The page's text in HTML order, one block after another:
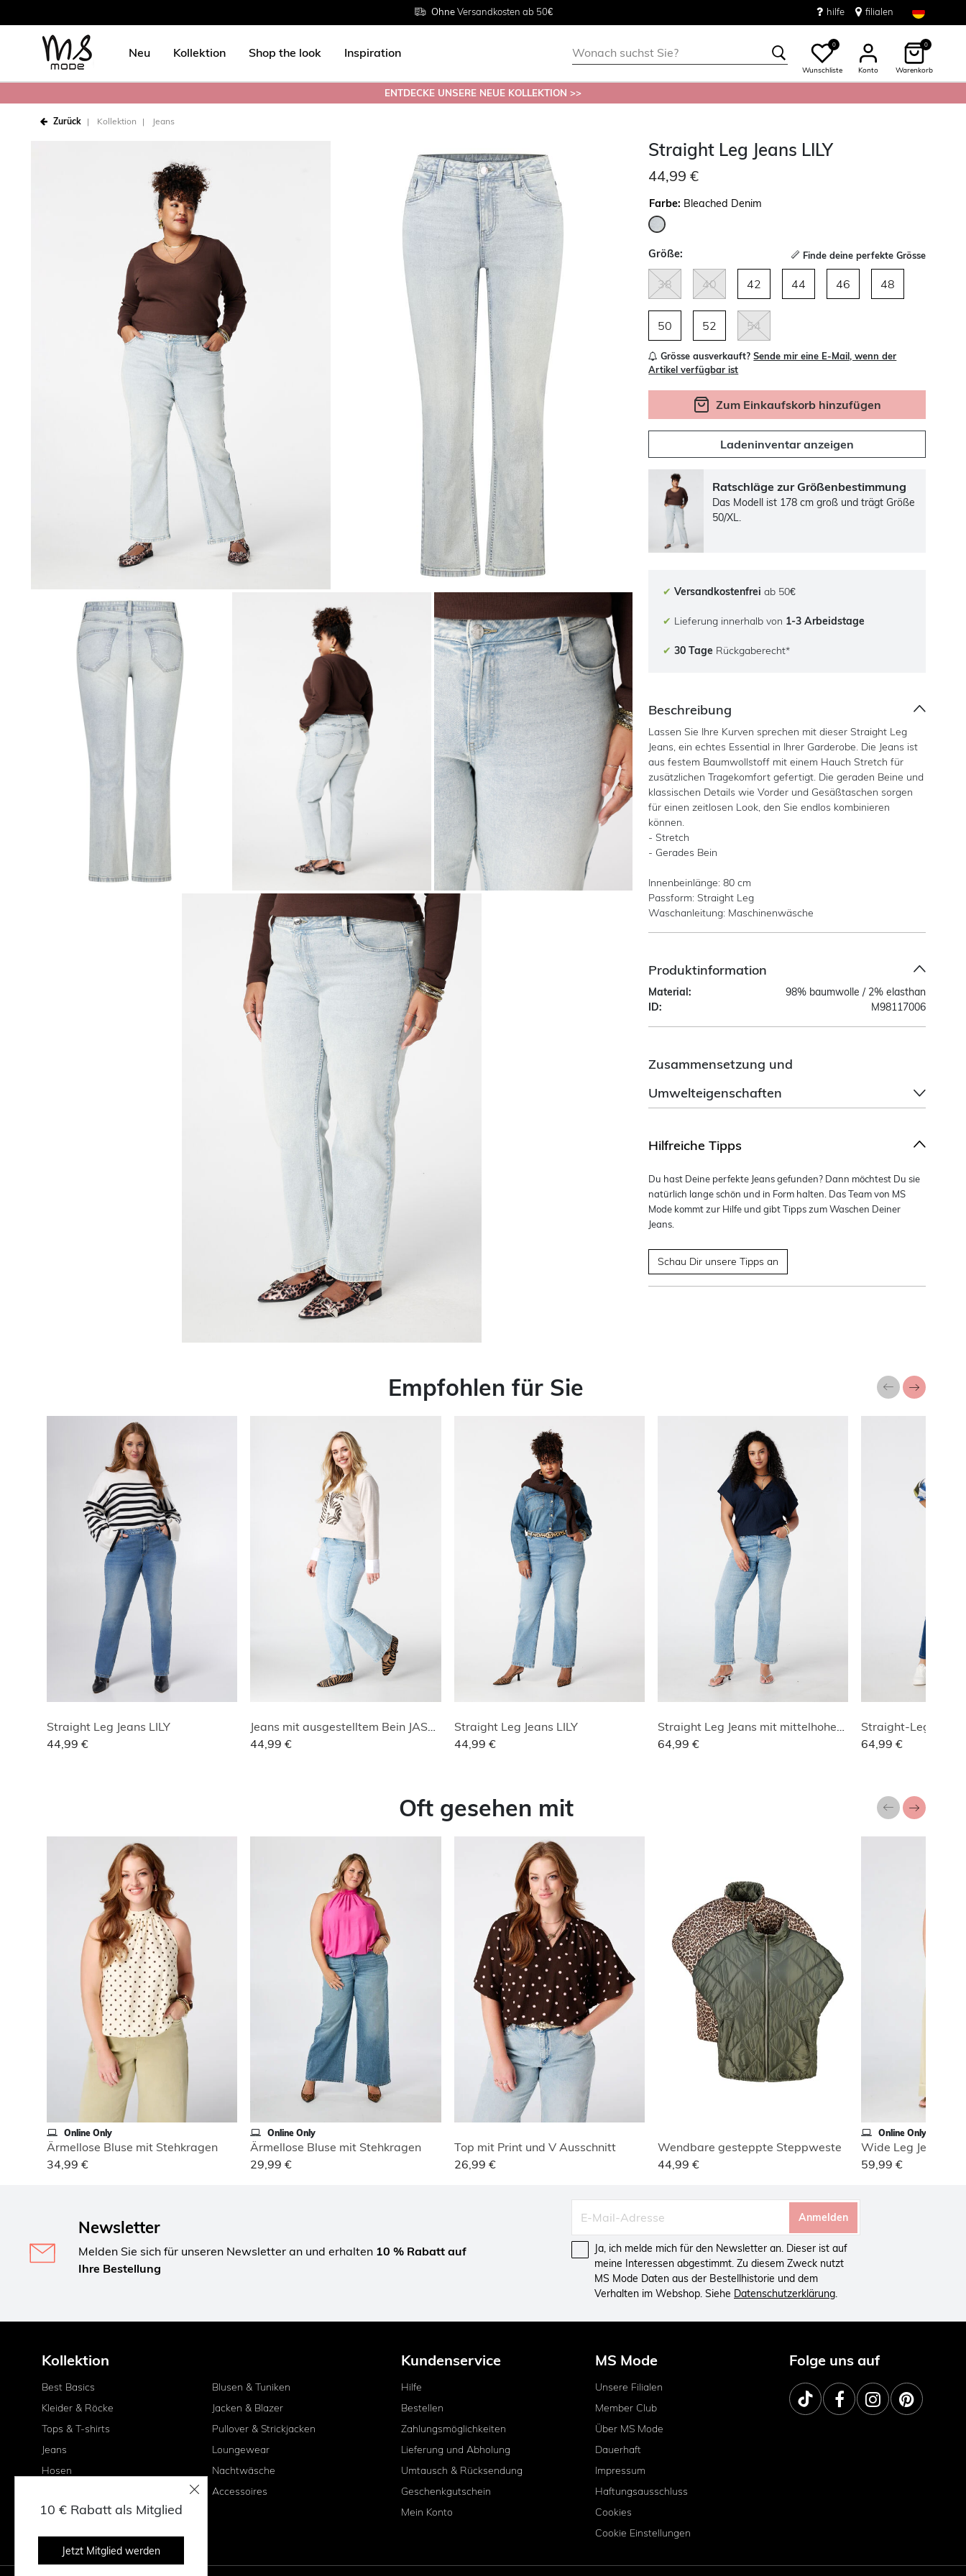
OhneVersandkosten ab 50€
Grösse38 - 54
Rückgabe innerhalb 30 Tagen hilfe filialen
Neu Kollektion Shop the look Inspiration
0
Wunschliste Konto
0
Warenkorb
ENTDECKE UNSERE NEUE KOLLEKTION >>
Zurück Kollektion Jeans
Straight Leg Jeans LILY
44,99 €
Farbe: Bleached Denim
Größe: Finde deine perfekte Grösse
38 40 42 44 46 48
50 52 54
Grösse ausverkauft?Sende mir eine E-Mail, wenn der
Artikel verfügbar ist
Zum Einkaufskorb hinzufügen
Ladeninventar anzeigen
Ratschläge zur Größenbestimmung
Das Modell ist 178 cm groß und trägt Größe
50/XL.
✔ Versandkostenfrei ab 50€
✔ Lieferung innerhalb von 1-3 Arbeidstage
✔ 30 Tage Rückgaberecht*
Beschreibung
Lassen Sie Ihre Kurven sprechen mit dieser Straight Leg
Jeans, ein echtes Essential in Ihrer Garderobe. Die Jeans ist
aus festem Baumwollstoff mit einem Hauch Stretch für
zusätzlichen Tragekomfort gefertigt. Die geraden Beine und
klassischen Details wie Vorder und Gesäßtaschen sorgen
für einen zeitlosen Look, den Sie endlos kombinieren
können.
- Stretch
- Gerades Bein
Innenbeinlänge: 80 cm
Passform: Straight Leg
Waschanleitung: Maschinenwäsche
Produktinformation
Material:
98% baumwolle / 2% elasthan
ID:
M98117006
Zusammensetzung und
Umwelteigenschaften
Hilfreiche Tipps
Du hast Deine perfekte Jeans gefunden? Dann möchtest Du sie
natürlich lange schön und in Form halten. Das Team von MS
Mode kommt zur Hilfe und gibt Tipps zum Waschen Deiner
Jeans.
Schau Dir unsere Tipps an
Empfohlen für Sie
Straight Leg Jeans LILY
44,99 €
Jeans mit ausgestelltem Bein JASMIN
44,99 €
Straight Leg Jeans LILY
44,99 €
Straight Leg Jeans mit mittelhohem Bund
64,99 €
Straight-Leg-Jeans
64,99 €
Oft gesehen mit
Online Only
Ärmellose Bluse mit Stehkragen
34,99 €
Online Only
Ärmellose Bluse mit Stehkragen
29,99 €
Top mit Print und V Ausschnitt
26,99 €
Wendbare gesteppte Steppweste
44,99 €
Online Only
59,99 €
Newsletter
Melden Sie sich für unseren Newsletter an und erhalten 10 % Rabatt auf
Ihre Bestellung
Anmelden
Ja, ich melde mich für den Newsletter an. Dieser ist auf
meine Interessen abgestimmt. Zu diesem Zweck nutzt
MS Mode Daten aus der Bestellhistorie und dem
Verhalten im Webshop. Siehe Datenschutzerklärung.
Kollektion
Best Basics
Kleider & Röcke
Tops & T-shirts
Jeans
Hosen
Leggings & Treggings
Blusen & Tuniken
Jacken & Blazer
Pullover & Strickjacken
Loungewear
Nachtwäsche
Accessoires
Kundenservice
Hilfe
Bestellen
Zahlungsmöglichkeiten
Lieferung und Abholung
Umtausch & Rücksendung
Geschenkgutschein
Mein Konto
MS Mode
Unsere Filialen
Member Club
Über MS Mode
Dauerhaft
Impressum
Haftungsausschluss
Cookies
Cookie Einstellungen
Folge uns auf
10 € Rabatt als Mitglied
Jetzt Mitglied werden